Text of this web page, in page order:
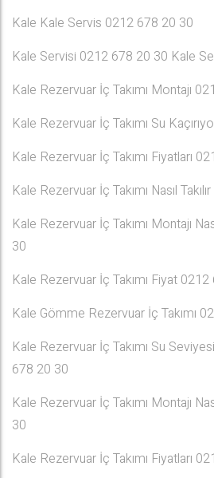
Kale Kale Servis 0212 678 20 30
Kale Servisi 0212 678 20 30 Kale
Kale Rezervuar İç Takımı Montajı
Kale Rezervuar İç Takımı Su
Kale Rezervuar İç Takımı Fiyatları
Kale Rezervuar İç Takımı Nasıl
Kale Rezervuar İç Takımı Montajı
30
Kale Rezervuar İç Takımı Fiyat
Kale Gömme Rezervuar İç Takımı
Kale Rezervuar İç Takımı Su
678 20 30
Kale Rezervuar İç Takımı Montajı
30
Kale Rezervuar İç Takımı Fiyatları